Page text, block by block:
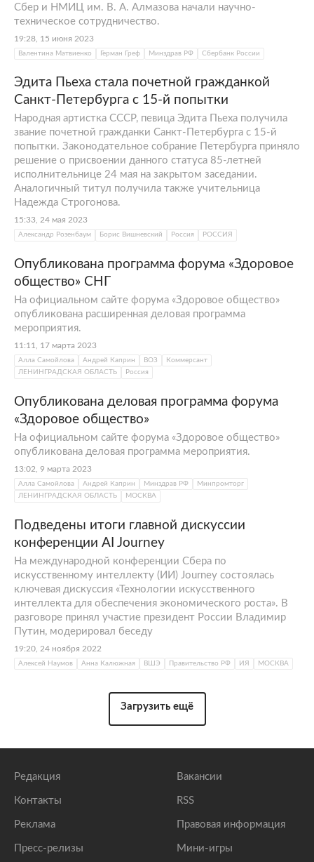
Сбер и НМИЦ им. В. А. Алмазова начали научно-
техническое сотрудничество.
19:28, 15 июня 2023
Валентина Матвиенко Герман Греф Минздрав РФ Сбербанк России
Эдита Пьеха стала почетной гражданкой
Санкт-Петербурга с 15-й попытки
Народная артистка СССР, певица Эдита Пьеха получила
звание почетной гражданки Санкт-Петербурга с 15-й
попытки. Законодательное собрание Петербурга приняло
решение о присвоении данного статуса 85-летней
исполнительнице 24 мая на закрытом заседании.
Аналогичный титул получила также учительница
Надежда Строгонова.
15:33, 24 мая 2023
Александр Розенбаум Борис Вишневский Россия РОССИЯ
Опубликована программа форума «Здоровое
общество» СНГ
На официальном сайте форума «Здоровое общество»
опубликована расширенная деловая программа
мероприятия.
11:11, 17 марта 2023
Алла Самойлова Андрей Каприн ВОЗ
Коммерсант
ЛЕНИНГРАДСКАЯ ОБЛАСТЬ
Россия
Опубликована деловая программа форума
«Здоровое общество»
На официальном сайте форума «Здоровое общество»
опубликована деловая программа мероприятия.
13:02, 9 марта 2023
Алла Самойлова Андрей Каприн Минздрав РФ
Минпромторг
ЛЕНИНГРАДСКАЯ ОБЛАСТЬ
МОСКВА
Подведены итоги главной дискуссии
конференции AI Journey
На международной конференции Сбера по
искусственному интеллекту (ИИ) Journey состоялась
ключевая дискуссия «Технологии искусственного
интеллекта для обеспечения экономического роста». В
разговоре принял участие президент России Владимир
Путин, модерировал беседу
19:20, 24 ноября 2022
Алексей Наумов Анна Калюжная ВШЭ Правительство РФ ИЯ МОСКВА
Загрузить ещё
Редакция
Контакты
Реклама
Пресс-релизы
Вакансии
RSS
Правовая информация
Мини-игры